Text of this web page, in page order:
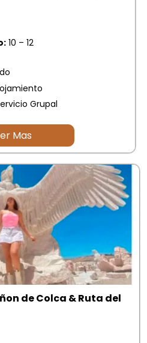
8 dias
4*
desde Puno 1 día-
Bolivia
1 día | Salidas
10 – 12
Grupal
Mas
de Colca & Ruta del